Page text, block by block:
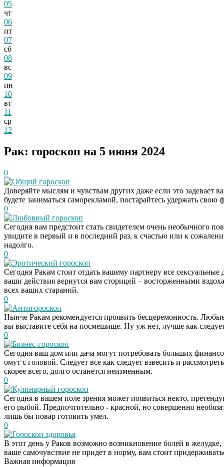
05
чт
06
пт
07
сб
08
вс
09
пн
10
вт
11
ср
12
Рак: гороскоп на 5 июня 2024
0
Общий гороскоп
Доверяйте мыслям и чувствам других даже если это задевает
будете заниматься саморекламой, постарайтесь удержать
0
Любовный гороскоп
Сегодня вам предстоит стать свидетелем очень необычного
увидите в первый и в последний раз, к счастью или к
надолго.
0
Эротический гороскоп
Сегодня Ракам стоит отдать вашему партнеру все
ваши действия вернутся вам сторицей – восторженными
всех ваших стараний.
0
Антигороскоп
Нынче Ракам рекомендуется проявить бесцеремонность.
вы выставите себя на посмешище. Ну уж нет, лучше как
0
Бизнес-гороскоп
Сегодня ваш дом или дача могут потребовать больших
омут с головой. Следует все как следует взвесить и
скорее всего, долго останется неизменным.
0
Кулинарный гороскоп
Сегодня в вашем поле зрения может появиться некто,
его рыбой. Предпочтительно - красной, но совершенно
лишь бы повар готовить умел.
0
Гороскоп здоровья
В этот день у Раков возможно возникновение болей в
ваше самочувствие не придет в норму, вам стоит
Важная информация